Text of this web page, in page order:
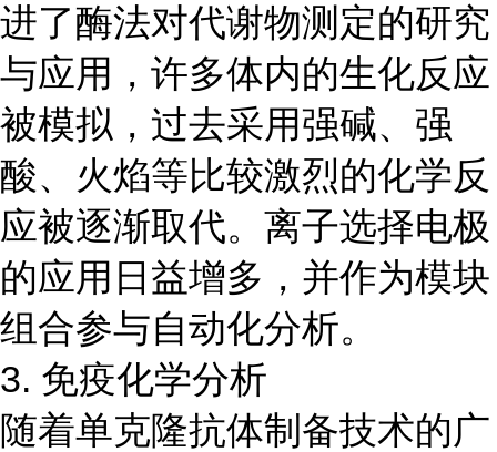
进了酶法对代谢物测定的研究
与应用，许多体内的生化反应
被模拟，过去采用强碱、强
酸、火焰等比较激烈的化学反
应被逐渐取代。离子选择电极
的应用日益增多，并作为模块
组合参与自动化分析。
3. 免疫化学分析
随着单克隆抗体制备技术的广